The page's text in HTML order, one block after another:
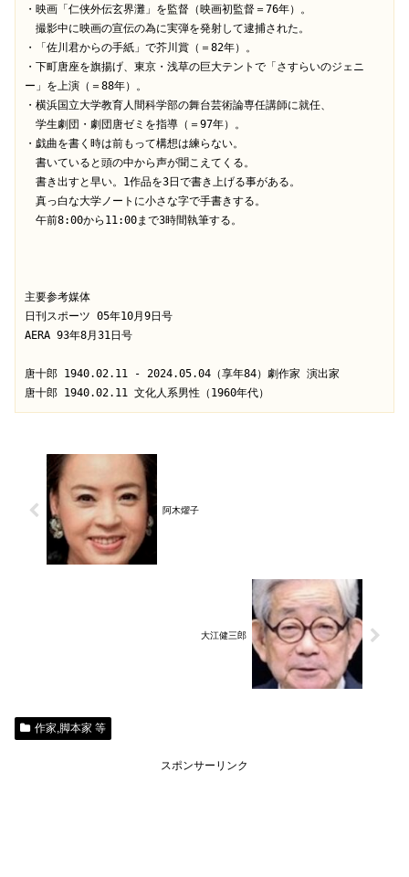
・映画「仁侠外伝玄界灘」を監督（映画初監督＝76年）。
撮影中に映画の宣伝の為に実弾を発射して逮捕された。
・「佐川君からの手紙」で芥川賞（＝82年）。
・下町唐座を旗揚げ、東京・浅草の巨大テントで「さすらいのジェニ
ー」を上演（＝88年）。
・横浜国立大学教育人間科学部の舞台芸術論専任講師に就任、
学生劇団・劇団唐ゼミを指導（＝97年）。
・戯曲を書く時は前もって構想は練らない。
書いていると頭の中から声が聞こえてくる。
書き出すと早い。1作品を3日で書き上げる事がある。
真っ白な大学ノートに小さな字で手書きする。
午前8:00から11:00まで3時間執筆する。
主要参考媒体
日刊スポーツ 05年10月9日号
AERA 93年8月31日号
唐十郎 1940.02.11 - 2024.05.04（享年84）劇作家 演出家
唐十郎 1940.02.11 文化人系男性（1960年代）
阿木燿子
大江健三郎
作家,脚本家 等
スポンサーリンク